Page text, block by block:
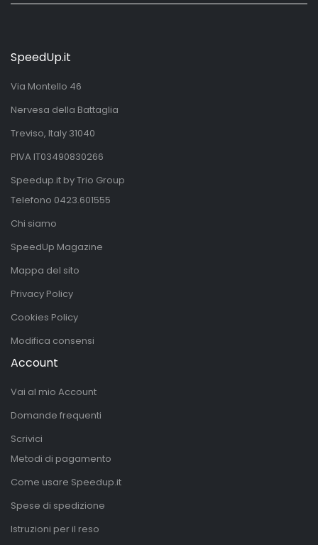
SpeedUp.it
Via Montello 46
Nervesa della Battaglia
Treviso, Italy 31040
PIVA IT03490830266
Speedup.it by Trio Group
Telefono 0423.601555
Chi siamo
SpeedUp Magazine
Mappa del sito
Privacy Policy
Cookies Policy
Modifica consensi
Account
Vai al mio Account
Domande frequenti
Scrivici
Metodi di pagamento
Come usare Speedup.it
Spese di spedizione
Istruzioni per il reso